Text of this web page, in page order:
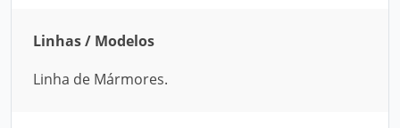
Linhas / Modelos
Linha de Mármores.